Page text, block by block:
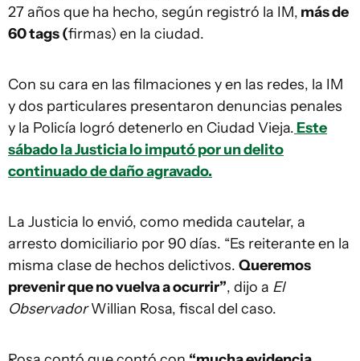
27 años que ha hecho, según registró la IM, más de
60 tags (firmas) en la ciudad.
Con su cara en las filmaciones y en las redes, la IM
y dos particulares presentaron denuncias penales
y la Policía logró detenerlo en Ciudad Vieja.Este
sábado la Justicia lo imputó por un delito
continuado de daño agravado.
La Justicia lo envió, como medida cautelar, a
arresto domiciliario por 90 días. “Es reiterante en la
misma clase de hechos delictivos. Queremos
prevenir que no vuelva a ocurrir”, dijo a El
ObservadorWillian Rosa, fiscal del caso.